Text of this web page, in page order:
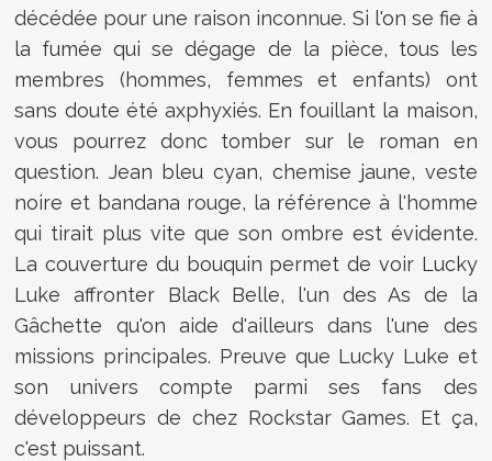
décédée pour une raison inconnue. Si l'on se fie à
la fumée qui se dégage de la pièce, tous les
membres (hommes, femmes et enfants) ont
sans doute été axphyxiés. En fouillant la maison,
vous pourrez donc tomber sur le roman en
question. Jean bleu cyan, chemise jaune, veste
noire et bandana rouge, la référence à l'homme
qui tirait plus vite que son ombre est évidente.
La couverture du bouquin permet de voir Lucky
Luke affronter Black Belle, l'un des As de la
Gâchette qu'on aide d'ailleurs dans l'une des
missions principales. Preuve que Lucky Luke et
son univers compte parmi ses fans des
développeurs de chez Rockstar Games. Et ça,
c'est puissant.